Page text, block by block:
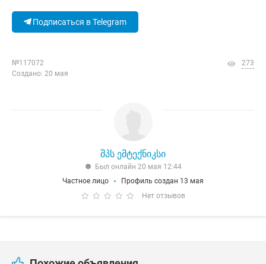
Подписаться в Telegram
№117072
Создано: 20 мая
273
შპს ემტექნიკსი
Был онлайн 20 мая 12:44
Частное лицо
Профиль создан 13 мая
Нет отзывов